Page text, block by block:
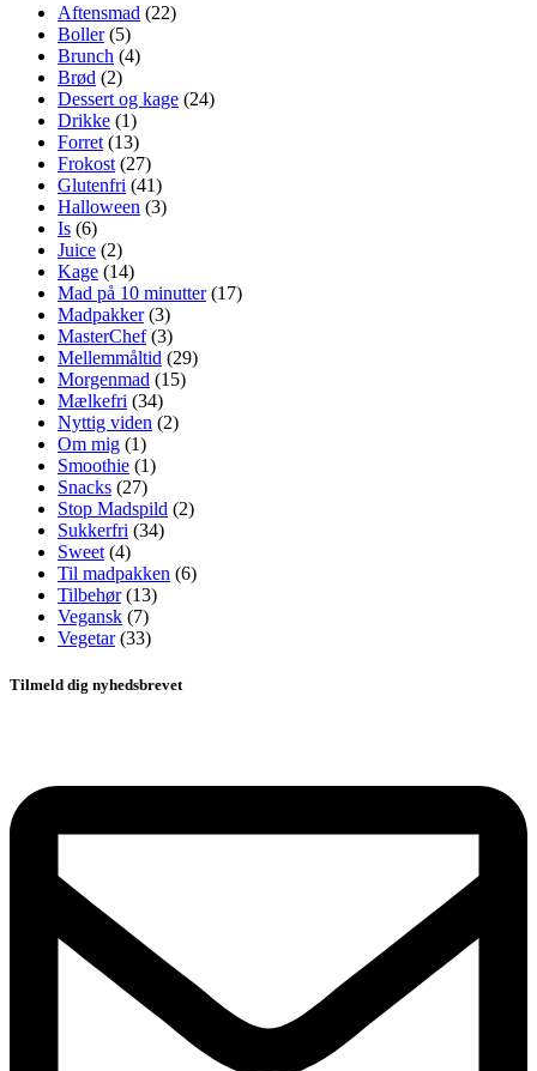
Aftensmad (22)
Boller(5)
Brunch (4)
Brød (2)
Dessert og kage (24)
Drikke (1)
Forret (13)
Frokost (27)
Glutenfri (41)
Halloween (3)
Is (6)
Juice (2)
Kage (14)
Mad på 10 minutter(17)
Madpakker(3)
MasterChef(3)
Mellemmåltid (29)
Morgenmad (15)
Mælkefri (34)
Nyttig viden (2)
Om mig (1)
Smoothie (1)
Snacks (27)
Stop Madspild (2)
Sukkerfri (34)
Sweet (4)
Til madpakken (6)
Tilbehør(13)
Vegansk (7)
Vegetar(33)
Tilmeld dig nyhedsbrevet